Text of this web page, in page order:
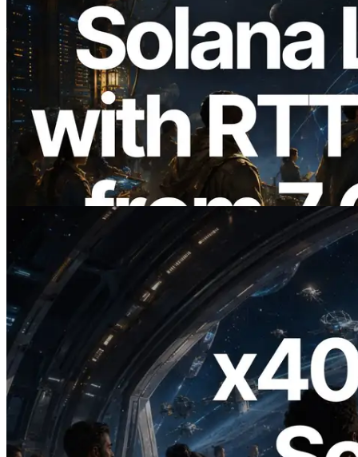
2026.08.05
ERPC 擴展 Solana Leader Slot API：新
增全球 7 個區域的 Ping 測量 —
Validators Information API 同步上線
2026.07.04
ERPC 發布支援 x402 支付的 Solana RPC